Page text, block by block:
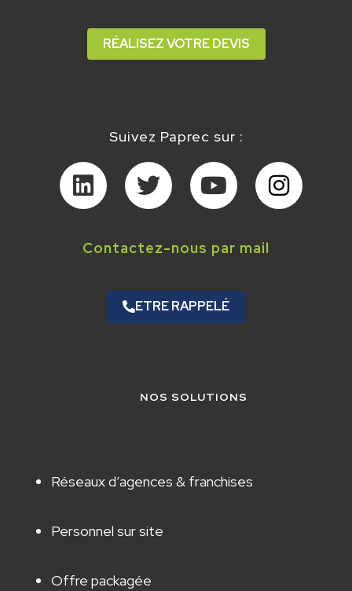
RÉALISEZ VOTRE DEVIS
Suivez Paprec sur :
Contactez-nous par mail
ETRE RAPPELÉ
NOS SOLUTIONS
Réseaux d’agences & franchises
Personnel sur site
Offre packagée